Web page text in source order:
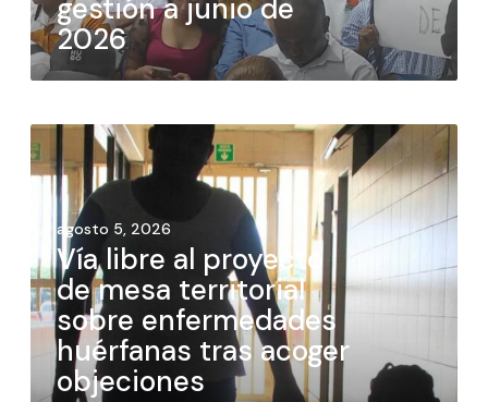
gestión a junio de
2026
agosto 5, 2026
Vía libre al proyecto
de mesa territorial
sobre enfermedades
huérfanas tras acoger
objeciones